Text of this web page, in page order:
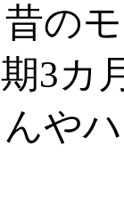
の
3カ
や